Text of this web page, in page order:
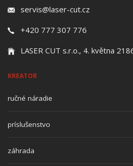
servis@laser-cut.cz
+420 777 307 776
LASER CUT s.r.o., 4. května
KREATOR
ručné náradie
príslušenstvo
záhrada